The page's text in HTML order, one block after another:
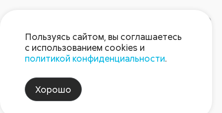
Блог Августа
Пользуясь сайтом, вы соглашаетесь
с использованием cookies и
политикой конфиденциальности.
Хорошо